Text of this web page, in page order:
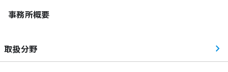
事務所概要
取扱分野